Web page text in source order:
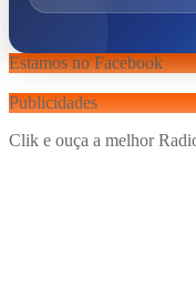
Estamos no Facebook
Publicidades
Clik e ouça a melhor